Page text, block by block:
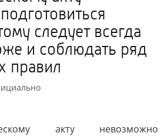
следует всегда
и соблюдать ряд
правил
акту невозможно